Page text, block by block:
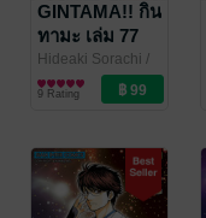
GINTAMA!! กิน
ทามะ เล่ม 77
(จบ)
Hideaki Sorachi /
Siam Inter Comics
การ์ตูนทั่วไป
9 Rating